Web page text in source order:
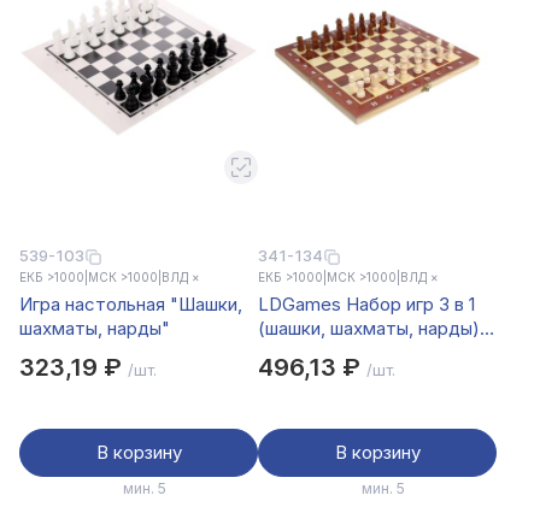
539-103
ЕКБ >1000 МСК >1000 ВЛД ×
Игра настольная "Шашки,
шахматы, нарды"
323,19 ₽ /шт.
В корзину
мин. 5
341-134
ЕКБ >1000 МСК >1000 ВЛД ×
LDGames Набор игр 3 в 1
(шашки, шахматы, нарды)
496,13 ₽ /шт.
В корзину
мин. 5